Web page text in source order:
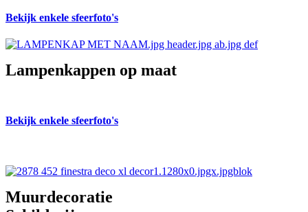
Bekijk enkele sfeerfoto's
Lampenkappen op maat
Bekijk enkele sfeerfoto's
Muurdecoratie